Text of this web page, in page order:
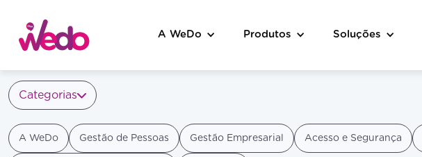
A WeDo Produtos Soluções
Categorias
A WeDo Gestão de Pessoas Gestão Empresarial Acesso e Segurança